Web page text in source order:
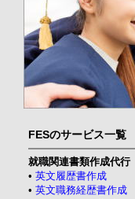
FESのサービス一覧
就職関連書類作成代行
• 英文履歴書作成
• 英文職務経歴書作成